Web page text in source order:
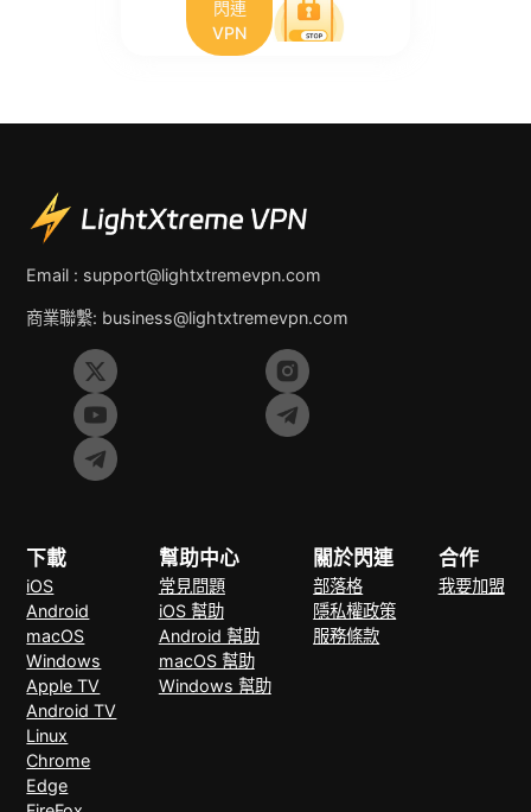
閃連
VPN
Email : support@lightxtremevpn.com
商業聯繫: business@lightxtremevpn.com
下載
iOS
Android
macOS
Windows
Apple TV
Android TV
Linux
Chrome
Edge
幫助中心
常見問題
iOS 幫助
Android 幫助
macOS 幫助
Windows 幫助
關於閃連
部落格
隱私權政策
服務條款
合作
我要加盟